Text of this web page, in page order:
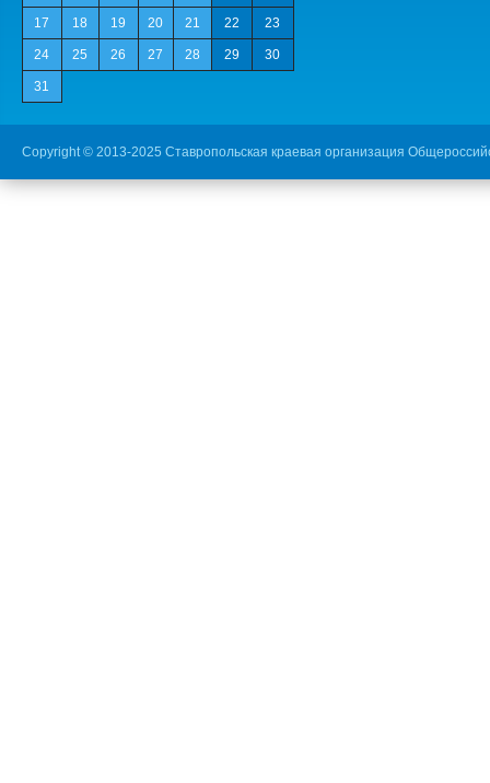
17 18 19 20 21 22 23
24 25 26 27 28 29 30
31
Copyright © 2013-2025 Ставропольская краевая организация